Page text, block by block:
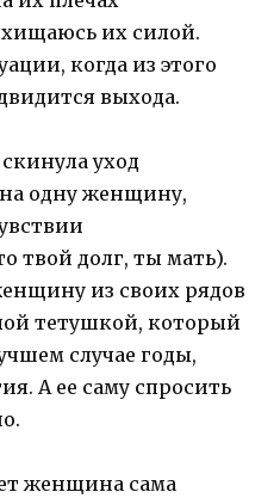
их силой.
когда из этого
выхода.
уход
одну женщину,
твой долг, ты мать).
из своих рядов
тетушкой, который
случае годы,
А ее саму спросить
женщина сама